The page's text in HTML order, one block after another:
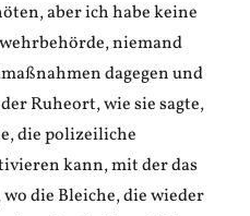
aber ich habe keine
niemand
dagegen und
Ruheort, wie sie sagte,
die polizeiliche
kann, mit der das
die Bleiche, die wieder